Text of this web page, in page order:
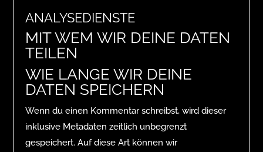
ANALYSEDIENSTE
MIT WEM WIR DEINE DATEN
TEILEN
WIE LANGE WIR DEINE
DATEN SPEICHERN
Wenn du einen Kommentar schreibst, wird dieser
inklusive Metadaten zeitlich unbegrenzt
gespeichert. Auf diese Art können wir